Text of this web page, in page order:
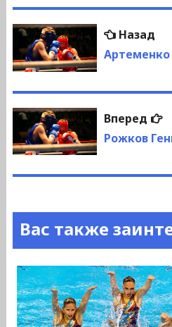
Навигация
по
записям
Назад
Артеменко
Вперед
Рожков
Вас также